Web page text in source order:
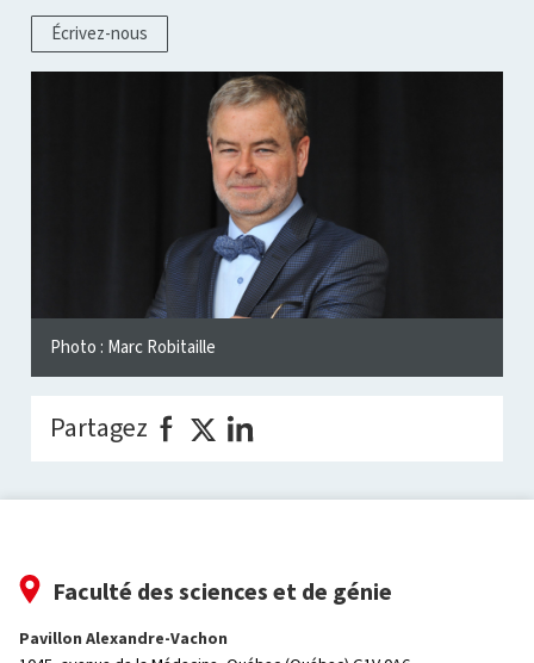
Écrivez-nous
Photo : Marc Robitaille
Partagez
Faculté des sciences et de génie
Pavillon Alexandre-Vachon